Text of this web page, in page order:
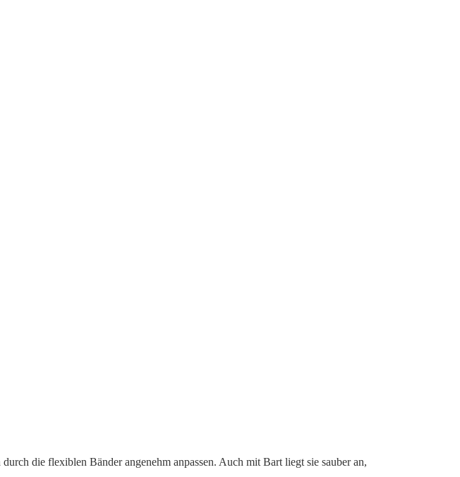
die flexiblen Bänder angenehm anpassen. Auch mit Bart liegt sie sauber an,